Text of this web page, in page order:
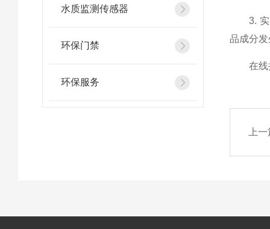
水质监测传感器
环保门禁
环保服务
3. 实时
品成分
在线拉
上